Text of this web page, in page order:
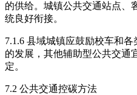
的供给。城镇公共交通站点、
统良好衔接。
7.1.6 县域城镇应鼓励校车和
的发展，其他辅助型公共交通
定。
7.2 公共交通控碳方法